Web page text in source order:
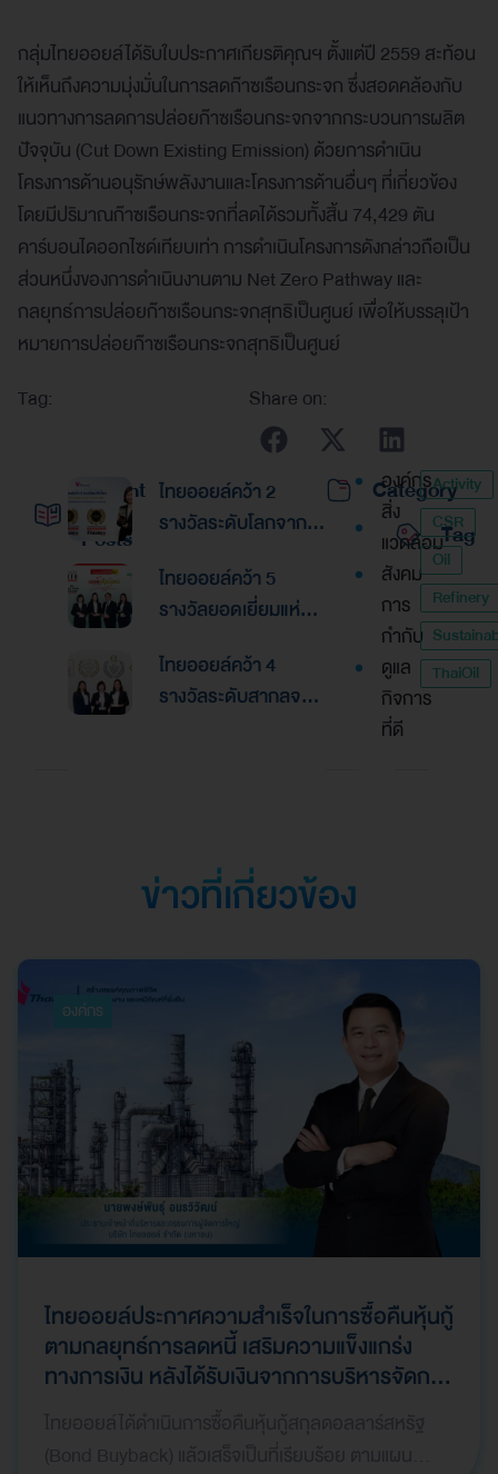
กลุ่มไทยออยล์ได้รับใบประกาศเกียรติคุณฯ ตั้งแต่ปี 2559 สะท้อน
ให้เห็นถึงความมุ่งมั่นในการลดก๊าซเรือนกระจก ซึ่งสอดคล้องกับ
แนวทางการลดการปล่อยก๊าซเรือนกระจกจากกระบวนการผลิต
ปัจจุบัน (Cut Down Existing Emission) ด้วยการดำเนิน
โครงการด้านอนุรักษ์พลังงานและโครงการด้านอื่นๆ ที่เกี่ยวข้อง
โดยมีปริมาณก๊าซเรือนกระจกที่ลดได้รวมทั้งสิ้น 74,429 ตัน
คาร์บอนไดออกไซด์เทียบเท่า การดำเนินโครงการดังกล่าวถือเป็น
ส่วนหนึ่งของการดำเนินงานตาม Net Zero Pathway และ
กลยุทธ์การปล่อยก๊าซเรือนกระจกสุทธิเป็นศูนย์ เพื่อให้บรรลุเป้า
หมายการปล่อยก๊าซเรือนกระจกสุทธิเป็นศูนย์
Tag:
Share on:
Recent
Posts
ไทยออยล์คว้า 2
รางวัลระดับโลกจาก
Finance Awards
2026ตอกย้ำความเป็น
เลิศด้านการบริหาร
การเงินและการระดม
ทุน
ไทยออยล์คว้า 5
รางวัลยอดเยี่ยมแห่ง
รางวัล “Asian
Excellence Award
ไทยออยล์คว้า 4
รางวัลระดับสากลจาก
Category
องค์กร
สิ่ง
แวดล้อม
สังคม
การ
กำกับ
ดูแล
กิจการ
ที่ดี
Tag
Activity
CSR
Oil
Refinery
ThaiOil
ข่าวที่เกี่ยวข้อง
องค์กร
ไทยออยล์ประกาศความสำเร็จในการซื้อคืนหุ้นกู้
ตามกลยุทธ์การลดหนี้ เสริมความแข็งแกร่ง
ทางการเงิน หลังได้รับเงินจากการบริหารจัดการ